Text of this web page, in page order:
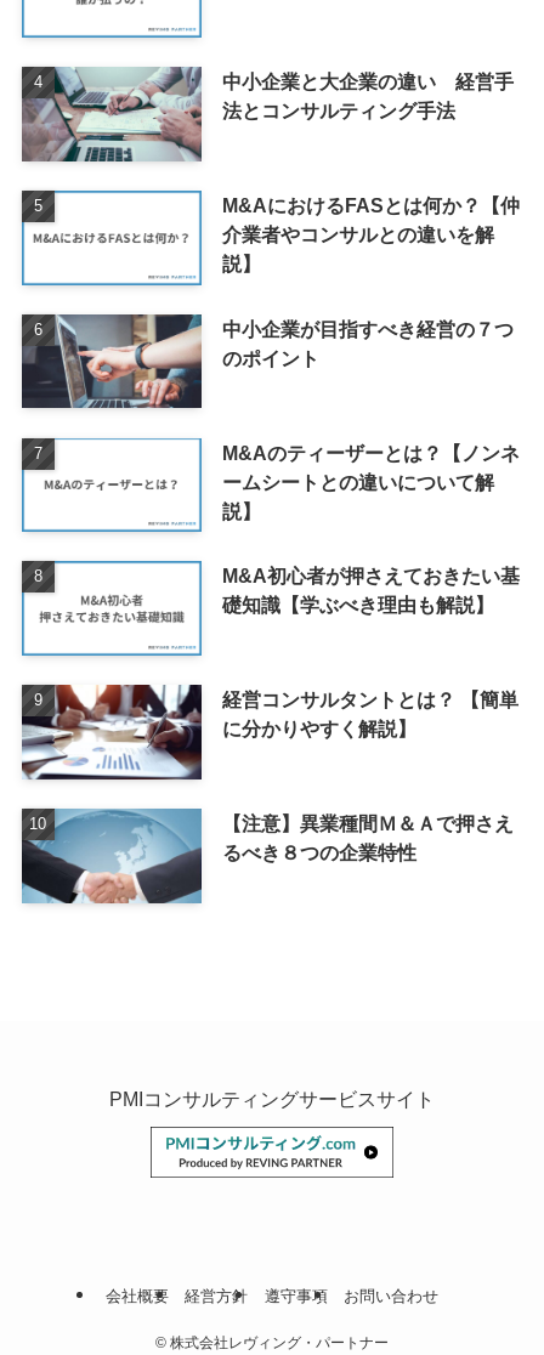
中小企業と大企業の違い 経営手
法とコンサルティング手法
M&AにおけるFASとは何か？【仲
介業者やコンサルとの違いを解
説】
中小企業が目指すべき経営の７つ
のポイント
M&Aのティーザーとは？【ノンネ
ームシートとの違いについて解
説】
M&A初心者が押さえておきたい基
礎知識【学ぶべき理由も解説】
経営コンサルタントとは？ 【簡単
に分かりやすく解説】
【注意】異業種間Ｍ＆Ａで押さえ
るべき８つの企業特性
PMIコンサルティングサービスサイト
会社概要 経営方針 遵守事項 お問い合わせ
© 株式会社レヴィング・パートナー